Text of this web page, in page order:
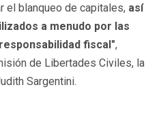
el blanqueo de capitales, así
a menudo por las
fiscal",
de Libertades Civiles, la
Sargentini.